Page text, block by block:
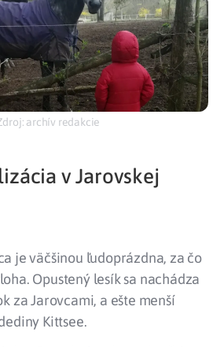
archív redakcie
v Jarovskej
je väčšinou ľudoprázdna, za čo
Opustený lesík sa nachádza
za Jarovcami, a ešte menší
Kittsee.